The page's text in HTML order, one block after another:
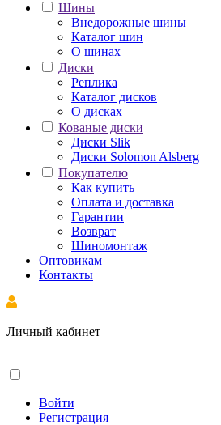
Шины
Внедорожные шины
Каталог шин
О шинах
Диски
Реплика
Каталог дисков
О дисках
Кованые диски
Диски Slik
Диски Solomon Alsberg
Покупателю
Как купить
Оплата и доставка
Гарантии
Возврат
Шиномонтаж
Оптовикам
Контакты
Личный кабинет
Войти
Регистрация